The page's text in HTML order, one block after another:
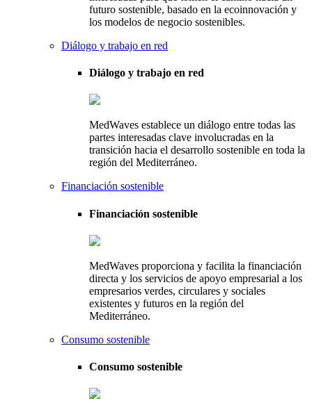
futuro sostenible, basado en la ecoinnovación y
los modelos de negocio sostenibles.
Diálogo y trabajo en red
Diálogo y trabajo en red
MedWaves establece un diálogo entre todas las
partes interesadas clave involucradas en la
transición hacia el desarrollo sostenible en toda la
región del Mediterráneo.
Financiación sostenible
Financiación sostenible
MedWaves proporciona y facilita la financiación
directa y los servicios de apoyo empresarial a los
empresarios verdes, circulares y sociales
existentes y futuros en la región del
Mediterráneo.
Consumo sostenible
Consumo sostenible